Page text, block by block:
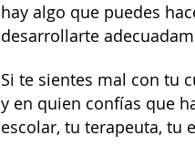
hay algo que puedes
desarrollarte
Si te sientes mal con tu
y en quien confías que
escolar, tu terapeuta, tu